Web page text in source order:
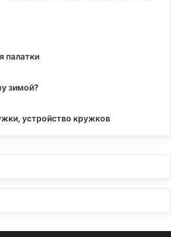
палатки
зимой?
устройство кружков